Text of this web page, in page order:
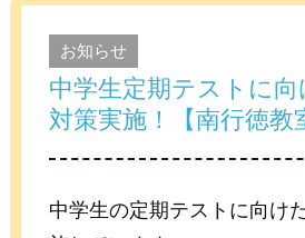
お知らせ
中学生定期テストに向
対策実施！【南行徳教
中学生の定期テストに向け